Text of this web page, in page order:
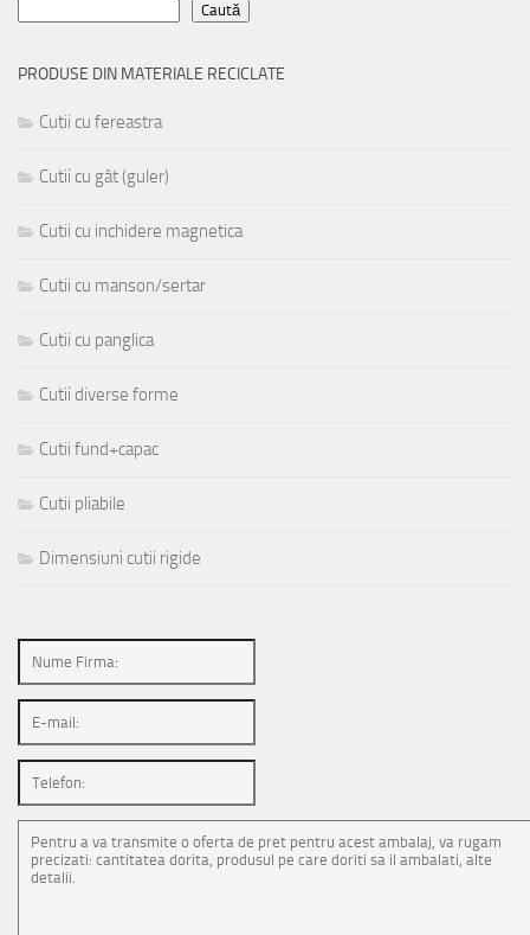
Caută
PRODUSE DIN MATERIALE RECICLATE
Cutii cu fereastra
Cutii cu gât (guler)
Cutii cu inchidere magnetica
Cutii cu manson/sertar
Cutii cu panglica
Cutii diverse forme
Cutii fund+capac
Cutii pliabile
Dimensiuni cutii rigide